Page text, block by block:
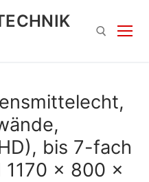
bis 7-fach
1170 x 800 x